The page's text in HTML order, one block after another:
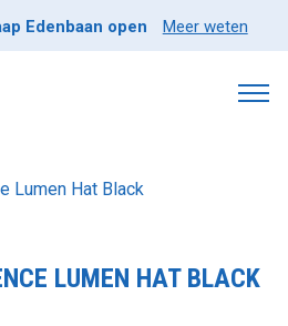
Edenbaan open Meer weten
Lumen Hat Black
LUMEN HAT BLACK